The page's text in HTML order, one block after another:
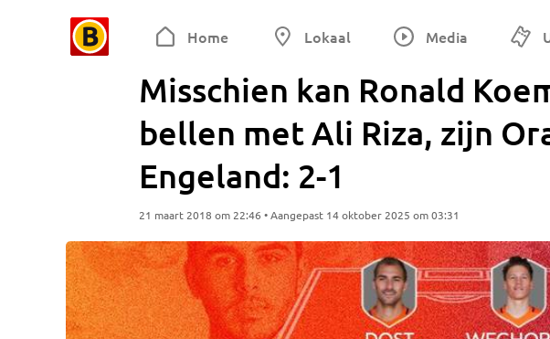
Home Lokaal Media
Misschien kan Ronald
bellen met Ali Riza, zijn
Engeland: 2-1
21 maart 2018 om 22:46 • Aangepast 14 oktober 2025 om 03:31